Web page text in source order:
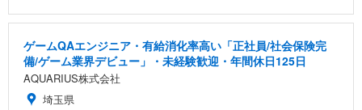
ゲームQAエンジニア・有給消化率高い「正社員/社会保険完
備/ゲーム業界デビュー」・未経験歓迎・年間休日125日
AQUARIUS株式会社
埼玉県